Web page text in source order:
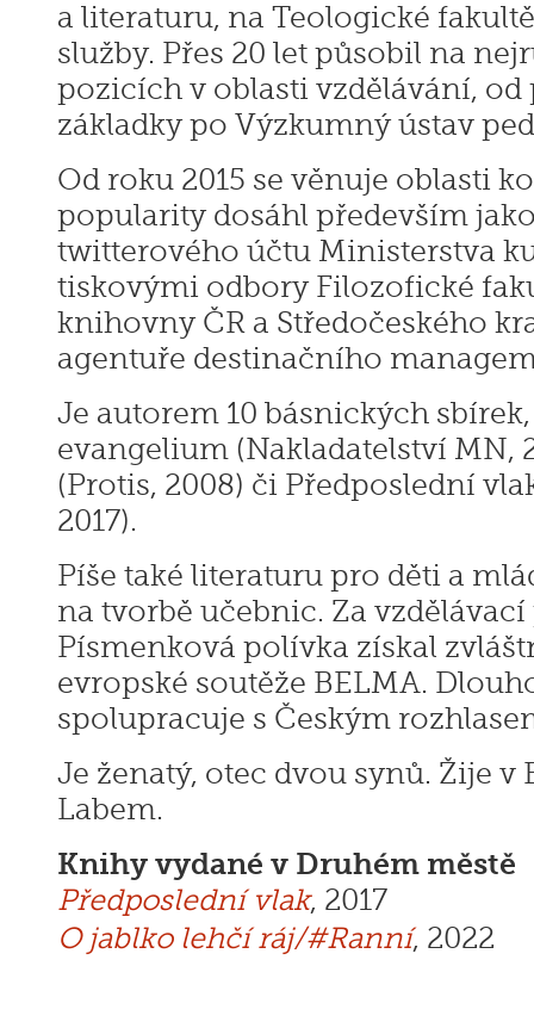
a literaturu, na Teologické
služby. Přes 20 let působil na
pozicích v oblasti vzdělávání,
základky po Výzkumný ústav
Od roku 2015 se věnuje oblasti
popularity dosáhl především
twitterového účtu Ministerstva
tiskovými odbory Filozofické
knihovny ČR a Středočeského
agentuře destinačního
Je autorem 10 básnických
evangelium (Nakladatelství MN,
(Protis, 2008) či Předposlední
2017).
Píše také literaturu pro děti a
na tvorbě učebnic. Za
Písmenková polívka získal
evropské soutěže BELMA.
spolupracuje s Českým
Je ženatý, otec dvou synů. Žije v
Labem.
Knihy vydané v Druhém městě
Předposlední vlak, 2017
O jablko lehčí ráj/#Ranní, 2022